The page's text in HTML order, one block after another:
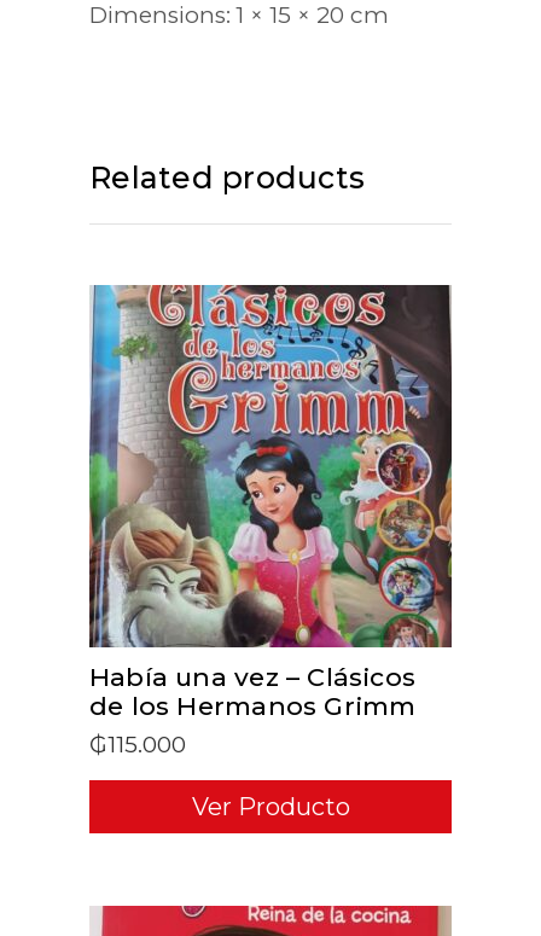
Dimensions 1 × 15 × 20 cm
Related products
ADD TO CART
Había una vez – Clásicos
de los Hermanos Grimm
₲115.000
Ver Producto